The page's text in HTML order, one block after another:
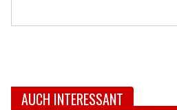
AUCH INTERESSANT